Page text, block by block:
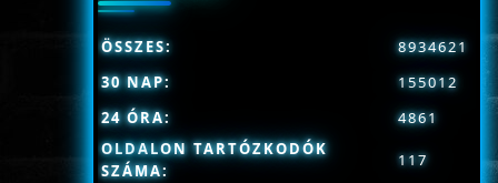
OLDALON TARTÓZKODÓK
SZÁMA:
117
ÖSSZES:
8934621
30 NAP:
155012
24 ÓRA:
4861